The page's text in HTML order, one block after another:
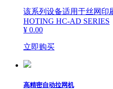
该系列设备适用于丝网印
HOTING HC-AD SERIES
¥ 0.00
立即购买
高精密自动拉网机